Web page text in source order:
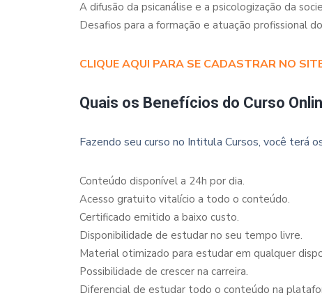
A difusão da psicanálise e a psicologização da
Desafios para a formação e atuação profissional
CLIQUE AQUI PARA SE CADASTRAR NO
Quais os Benefícios do Curso
Fazendo seu curso no Intitula Cursos, você terá
Conteúdo disponível a 24h por dia.
Acesso gratuito vitalício a todo o conteúdo.
Certificado emitido a baixo custo.
Disponibilidade de estudar no seu tempo livre.
Material otimizado para estudar em qualquer
Possibilidade de crescer na carreira.
Diferencial de estudar todo o conteúdo na